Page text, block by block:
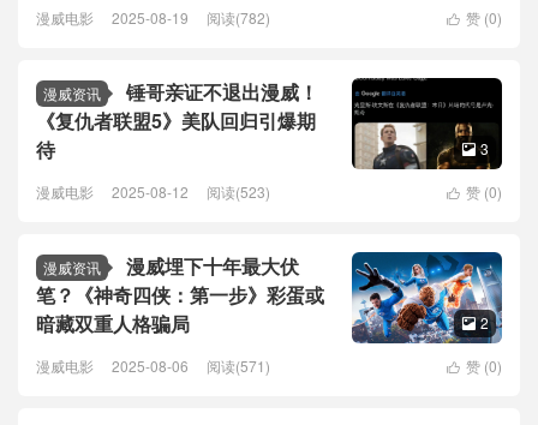
 赞 (0)
漫威电影 2025-08-19 阅读(782)
漫威资讯
锤哥亲证不退出漫威！
《复仇者联盟5》美队回归引爆期
待
 3
 赞 (0)
漫威电影 2025-08-12 阅读(523)
漫威资讯
漫威埋下十年最大伏
笔？《神奇四侠：第一步》彩蛋或
暗藏双重人格骗局
 2
 赞 (0)
漫威电影 2025-08-06 阅读(571)